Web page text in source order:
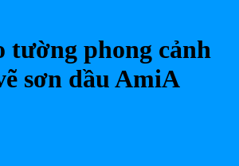
tường phong cảnh
sơn dầu AmiA